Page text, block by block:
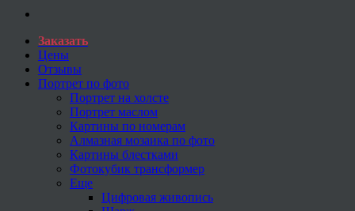
Заказать
Цены
Отзывы
Портрет по фото
Портрет на холсте
Портрет маслом
Картины по номерам
Алмазная мозаика по фото
Картины блестками
Фотокубик трансформер
Еще
Цифровая живопись